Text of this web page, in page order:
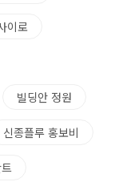
이로
빌딩안 정원
신종플루 홍보비